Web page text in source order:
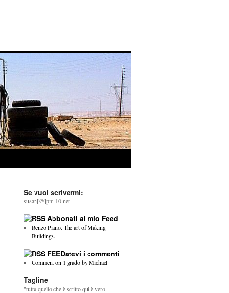
Se vuoi scrivermi:
susan[@]pm-10.net
Abbonati al mio Feed
Renzo Piano. The art of Making
Buildings.
FEEDatevi i commenti
Comment on 1 grado by Michael
Tagline
"tutto quello che è scritto qui è vero,